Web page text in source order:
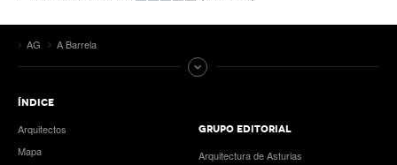
AG A Barrela
ÍNDICE
Arquitectos
Mapa
GRUPO EDITORIAL
Arquitectura de Asturias